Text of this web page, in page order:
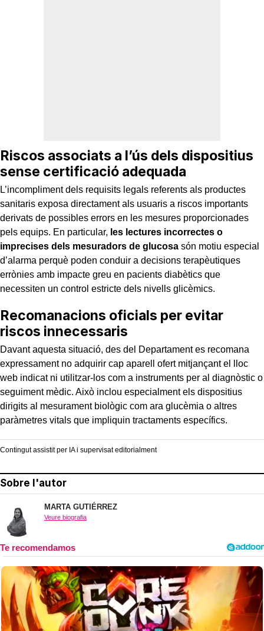
Riscos associats a l’ús dels dispositius
sense certificació adequada
L’incompliment dels requisits legals referents als productes
sanitaris exposa directament als usuaris a riscos importants
derivats de possibles errors en les mesures proporcionades
pels equips. En particular, les lectures incorrectes o
imprecises dels mesuradors de glucosa són motiu especial
d’alarma perquè poden conduir a decisions terapèutiques
errònies amb impacte greu en pacients diabètics que
necessiten un control estricte dels nivells glicèmics.
Recomanacions oficials per evitar
riscos innecessaris
Davant aquesta situació, des del Departament es recomana
expressament no adquirir cap aparell ofert mitjançant el lloc
web indicat ni utilitzar-los com a instruments per al diagnòstic o
seguiment mèdic. Això inclou especialment els dispositius
dirigits al mesurament biològic com ara glucèmia o altres
paràmetres vitals que impliquin tractaments específics.
Contingut assistit per IA i supervisat editorialment
Sobre l'autor
MARTA GUTIÉRREZ
Veure biografia